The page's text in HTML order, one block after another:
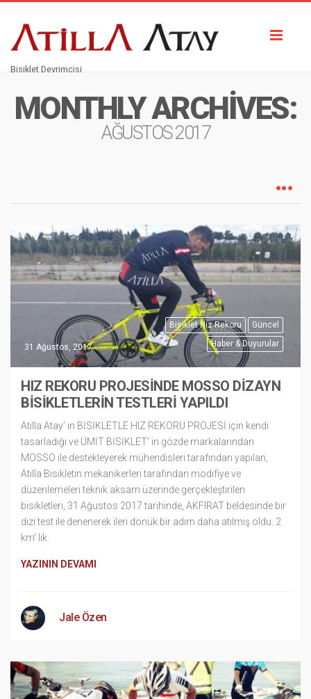
Bisiklet Devrimcisi
MONTHLY ARCHIVES:
AĞUSTOS 2017
Bisiklet Hız Rekoru
Güncel
Haber & Duyurular
31 Ağustos, 2017
HIZ REKORU PROJESİNDE MOSSO DİZAYN
BİSİKLETLERİN TESTLERİ YAPILDI
Atilla Atay’ ın BİSİKLETLE HIZ REKORU PROJESİ için kendi
tasarladığı ve ÜMİT BİSİKLET’ in gözde markalarından
MOSSO ile destekleyerek mühendisleri tarafından yapılan,
Atilla Bisikletin mekanikerleri tarafından modifiye ve
düzenlemeleri teknik aksam üzerinde gerçekleştirilen
bisikletleri, 31 Ağustos 2017 tarihinde, AKFIRAT beldesinde bir
dizi test ile denenerek ileri dönük bir adım daha atılmış oldu. 2
km’ lik
YAZININ DEVAMI
Jale Özen